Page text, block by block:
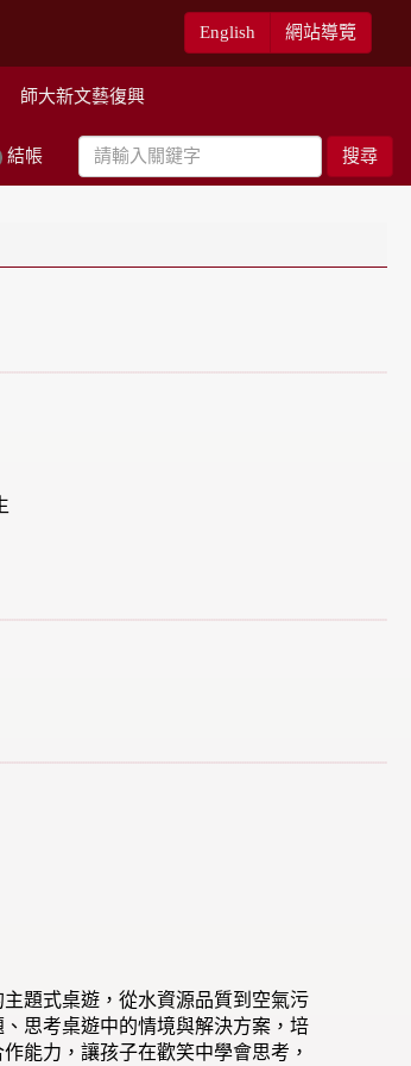
English 網站導覽
師大新文藝復興
搜尋
結帳
題式桌遊，從水資源品質到空氣污
思考桌遊中的情境與解決方案，培
能力，讓孩子在歡笑中學會思考，